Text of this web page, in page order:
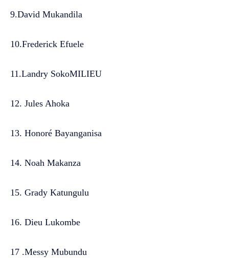
9.David Mukandila
10.Frederick Efuele
11.Landry SokoMILIEU
12. Jules Ahoka
13. Honoré Bayanganisa
14. Noah Makanza
15. Grady Katungulu
16. Dieu Lukombe
17 .Messy Mubundu